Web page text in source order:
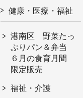
健康・医療・福祉
港南区 野菜たっ
ぷりパン＆弁当
６月の食育月間
限定販売
福祉・介護